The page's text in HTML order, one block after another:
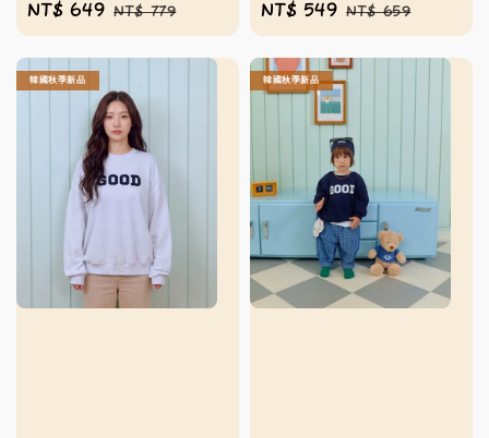
Sale
price
NT$ 649 Regular
price
NT$ 779
Sale
price
NT$ 549 Regular
price
NT$ 659
韓國秋季新品 韓國秋季新品